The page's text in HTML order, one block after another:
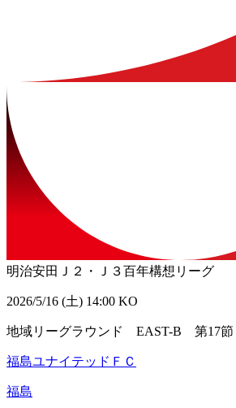
明治安田Ｊ２・Ｊ３百年構想リーグ
2026/5/16 (土) 14:00 KO
地域リーグラウンド EAST-B 第17節
福島ユナイテッドＦＣ
福島